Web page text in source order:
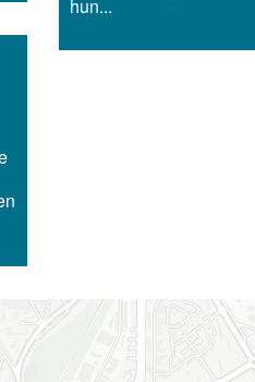
hun...